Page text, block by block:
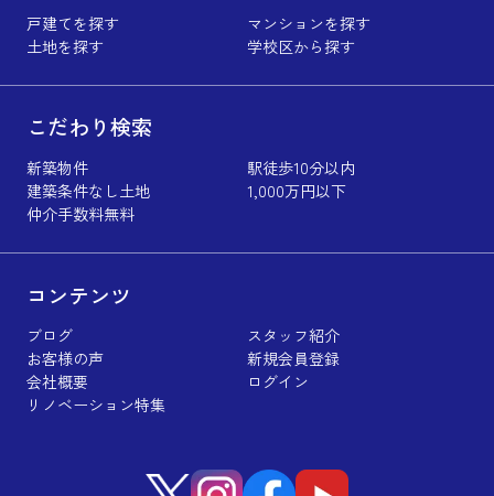
戸建てを探す
マンションを探す
土地を探す
学校区から探す
こだわり検索
新築物件
駅徒歩10分以内
建築条件なし土地
1,000万円以下
仲介手数料無料
コンテンツ
ブログ
スタッフ紹介
お客様の声
新規会員登録
会社概要
ログイン
リノベーション特集